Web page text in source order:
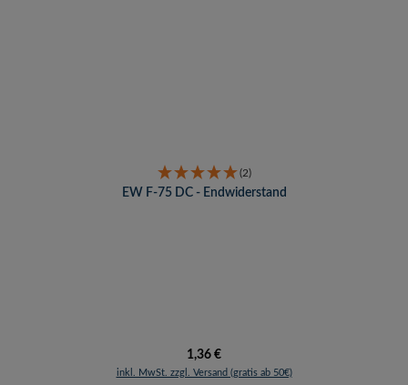
(2)
EW F-75 DC - Endwiderstand
Regulärer Preis:
1,36 €
inkl. MwSt. zzgl. Versand (gratis ab 50€)